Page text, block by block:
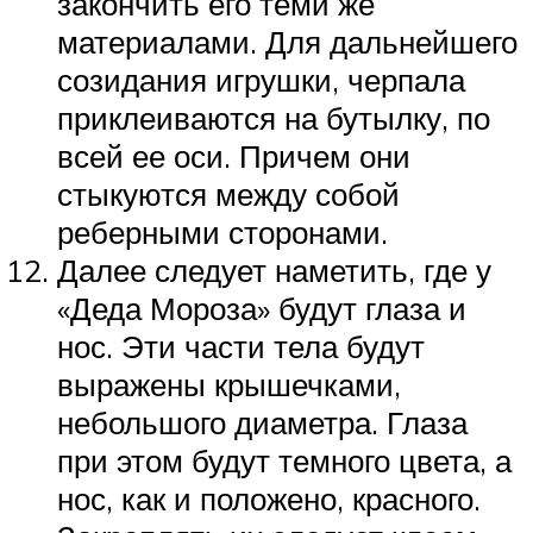
материалами. Для дальнейшего
созидания игрушки, черпала
приклеиваются на бутылку, по
всей ее оси. Причем они
стыкуются между собой
реберными сторонами.
Далее следует наметить, где у
«Деда Мороза» будут глаза и
нос. Эти части тела будут
выражены крышечками,
небольшого диаметра. Глаза
при этом будут темного цвета, а
нос, как и положено, красного.